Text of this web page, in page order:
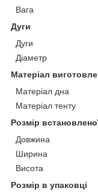
Вага
Дуги
Дуги
Діаметр
Матеріал
Матеріал дна
Матеріал тенту
Розмір
Довжина
Ширина
Висота
Розмір в упаковці